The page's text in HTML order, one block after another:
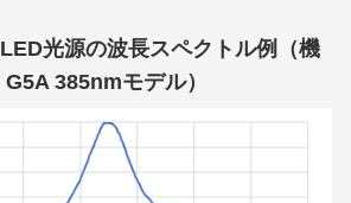
光源の波長スペクトル例（機
385nmモデル）